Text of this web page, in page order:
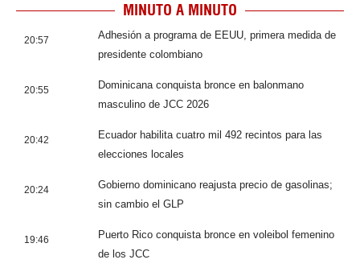
MINUTO A MINUTO
20:57
Adhesión a programa de EEUU, primera medida de
presidente colombiano
20:55
Dominicana conquista bronce en balonmano
masculino de JCC 2026
20:42
Ecuador habilita cuatro mil 492 recintos para las
elecciones locales
20:24
Gobierno dominicano reajusta precio de gasolinas;
sin cambio el GLP
19:46
Puerto Rico conquista bronce en voleibol femenino
de los JCC